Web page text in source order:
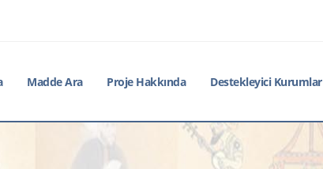
Madde Ara Proje Hakkında Destekleyici Kurumlar